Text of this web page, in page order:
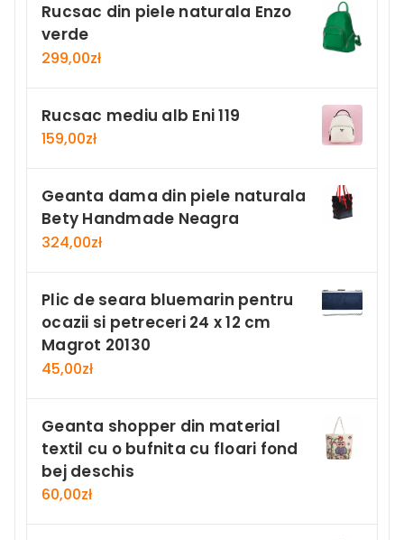
Rucsac din piele naturala Enzo
verde
299,00zł
Rucsac mediu alb Eni 119
159,00zł
Geanta dama din piele naturala
Bety Handmade Neagra
324,00zł
Plic de seara bluemarin pentru
ocazii si petreceri 24 x 12 cm
Magrot 20130
45,00zł
Geanta shopper din material
textil cu o bufnita cu floari fond
bej deschis
60,00zł